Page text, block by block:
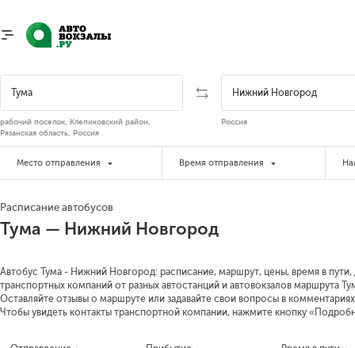
рабочий поселок, Клепиковский район,
Рязанская область, Россия
Россия
Место отправления Время отправления
Расписание автобусов
Тума — Нижний Новгород
Автобус Тума - Нижний Новгород: расписание, маршрут, цены, время в пути,
транспортных компаний от разных автостанций и автовокзалов маршрута
Оставляйте отзывы о маршруте или задавайте свои вопросы в
Чтобы увидеть контакты транспортной компании, нажмите кнопку